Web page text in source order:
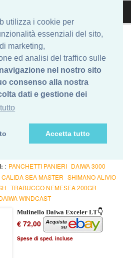
utilizza i cookie per
essenziali del sito,
marketing,
ed analisi del traffico sulle
nel nostro sito
consenso alla nostra
dati e gestione dei
Accetta tutto
EXCELER
Max 130,00 Eur
ORDINA PER PREZZO
- 🔥TUTTI
: PANCHETTI PANIERI DAIWA 3000
CALIDA SEA MASTER SHIMANO ALIVIO
TRABUCCO NEMESEA 200GR
WINDCAST
Mulinello Daiwa Exceler LT👇
€ 72,00
Spese di sped. incluse